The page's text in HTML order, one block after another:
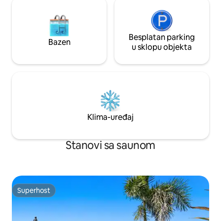
Bazen
Besplatan parking
u sklopu objekta
Klima-uređaj
Stanovi sa saunom
Superhost
Superhost